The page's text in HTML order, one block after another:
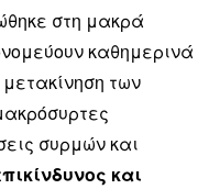
στη μακρά
καθημερινά
των
συρμών και
και